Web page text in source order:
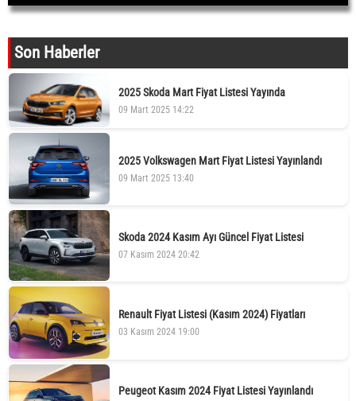
Son Haberler
2025 Skoda Mart Fiyat Listesi Yayında
09 Mart 2025 14:22
2025 Volkswagen Mart Fiyat Listesi Yayınlandı
09 Mart 2025 13:40
Skoda 2024 Kasım Ayı Güncel Fiyat Listesi
07 Kasım 2024 20:42
Renault Fiyat Listesi (Kasım 2024) Fiyatları
03 Kasım 2024 19:00
Peugeot Kasım 2024 Fiyat Listesi Yayınlandı